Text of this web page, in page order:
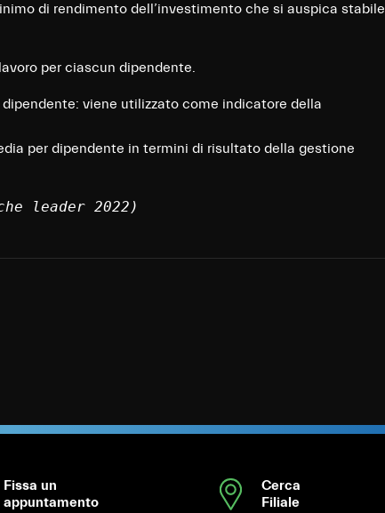
di rendimento dell’investimento che si auspica stabile
per ciascun dipendente.
dipendente: viene utilizzato come indicatore della
per dipendente in termini di risultato della gestione
leader 2022)
Fissa un
appuntamento
Cerca
Filiale